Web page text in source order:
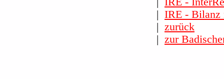
| IRE - Bilanz
| zurück
| zur